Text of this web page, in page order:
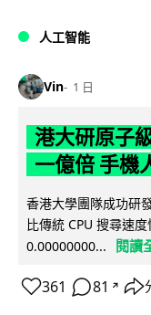
人工智能
Vin 1 日
港大研原子
一億倍 手機
香港大學團隊成功研
比傳統 CPU 搜尋速
0.00000000...
閱讀
361 81 ↗